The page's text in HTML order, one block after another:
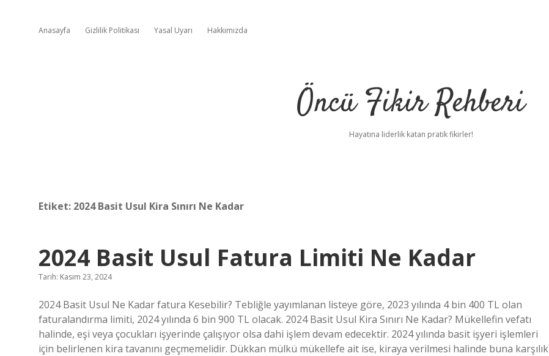
Anasayfa Gizlilik Politikası Yasal Uyarı Hakkımızda
Öncü Fikir Rehberi
Hayatına liderlik katan pratik fikirler!
Etiket: 2024 Basit Usul Kira Sınırı Ne Kadar
2024 Basit Usul Fatura Limiti Ne Kadar
Tarih: Kasım 23, 2024
2024 Basit Usul Ne Kadar fatura Kesebilir? Tebliğle yayımlanan listeye göre, 2023 yılında 4 bin 400 TL olan
faturalandırma limiti, 2024 yılında 6 bin 900 TL olacak. 2024 Basit Usul Kira Sınırı Ne Kadar? Mükellefin vefatı
halinde, eşi veya çocukları işyerinde çalışıyor olsa dahi işlem devam edecektir. 2024 yılında basit işyeri işlemleri
için belirlenen kira tavanını geçmemelidir. Dükkan mülkü mükellefe ait ise, kiraya verilmesi halinde buna karşılık